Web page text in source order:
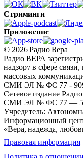
Стриминги
Приложение
© 2026 Радио Вера
Радио ВЕРА
надзору в сфере
массовых
СМИ ЭЛ № ФС 77 -
Сетевое издание
СМИ ЭЛ № ФС 77 —
Учредитель:
Информационный
«Вера, надежда,
Правовая информация
Политика в